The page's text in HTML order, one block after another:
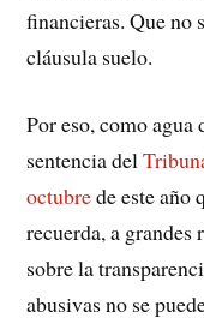
financieras. Que no
cláusula suelo.
Por eso, como agua
sentencia del
octubrede este año
recuerda, a grandes
sobre la
abusivas no se